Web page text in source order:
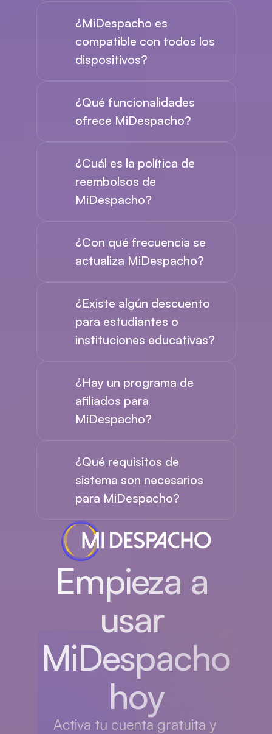
¿MiDespacho es
compatible con todos los
dispositivos?
¿Qué funcionalidades
ofrece MiDespacho?
¿Cuál es la política de
reembolsos de
MiDespacho?
¿Con qué frecuencia se
actualiza MiDespacho?
¿Existe algún descuento
para estudiantes o
instituciones educativas?
¿Hay un programa de
afiliados para
MiDespacho?
¿Qué requisitos de
sistema son necesarios
para MiDespacho?
Empieza a
usar
MiDespacho
hoy
Activa tu cuenta gratuita y